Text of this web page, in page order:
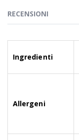
RECENSIONI
Ingredienti
Allergeni